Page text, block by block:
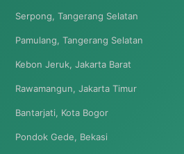
Serpong, Tangerang Selatan
Pamulang, Tangerang Selatan
Kebon Jeruk, Jakarta Barat
Rawamangun, Jakarta Timur
Bantarjati, Kota Bogor
Pondok Gede, Bekasi